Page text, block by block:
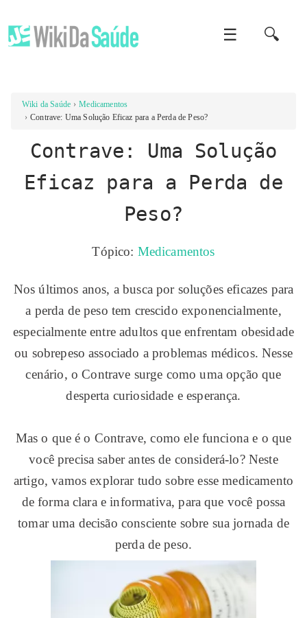
☰ 🔍
Wiki da Saúde
Medicamentos
Contrave: Uma Solução Eficaz para a Perda de Peso?
Contrave: Uma Solução
Eficaz para a Perda de
Peso?
Tópico: Medicamentos
Nos últimos anos, a busca por soluções eficazes para
a perda de peso tem crescido exponencialmente,
especialmente entre adultos que enfrentam obesidade
ou sobrepeso associado a problemas médicos. Nesse
cenário, o Contrave surge como uma opção que
desperta curiosidade e esperança.
Mas o que é o Contrave, como ele funciona e o que
você precisa saber antes de considerá-lo? Neste
artigo, vamos explorar tudo sobre esse medicamento
de forma clara e informativa, para que você possa
tomar uma decisão consciente sobre sua jornada de
perda de peso.